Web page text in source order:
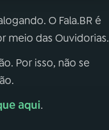
O Fala.BR é
meio das Ouvidorias.
Por isso, não se
aqui.